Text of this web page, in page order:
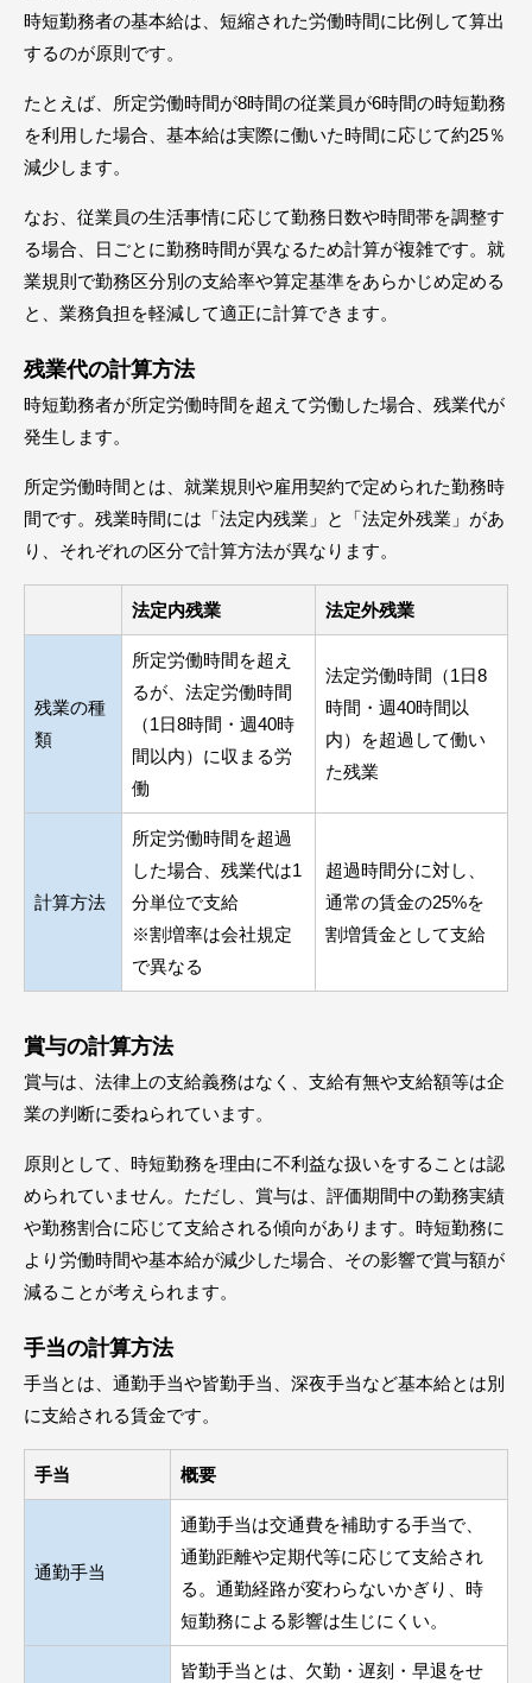
時短勤務者の基本給は、短縮された労働時間に比例して算出
するのが原則です。
たとえば、所定労働時間が8時間の従業員が6時間の時短勤務
を利用した場合、基本給は実際に働いた時間に応じて約25％
減少します。
なお、従業員の生活事情に応じて勤務日数や時間帯を調整す
る場合、日ごとに勤務時間が異なるため計算が複雑です。就
業規則で勤務区分別の支給率や算定基準をあらかじめ定める
と、業務負担を軽減して適正に計算できます。
残業代の計算方法
時短勤務者が所定労働時間を超えて労働した場合、残業代が
発生します。
所定労働時間とは、就業規則や雇用契約で定められた勤務時
間です。残業時間には「法定内残業」と「法定外残業」があ
り、それぞれの区分で計算方法が異なります。
法定内残業 法定外残業
残業の種
類
所定労働時間を超え
るが、法定労働時間
（1日8時間・週40時
間以内）に収まる労
働
法定労働時間（1日8
時間・週40時間以
内）を超過して働い
た残業
計算方法
所定労働時間を超過
した場合、残業代は1
分単位で支給
※割増率は会社規定
で異なる
超過時間分に対し、
通常の賃金の25%を
割増賃金として支給
賞与の計算方法
賞与は、法律上の支給義務はなく、支給有無や支給額等は企
業の判断に委ねられています。
原則として、時短勤務を理由に不利益な扱いをすることは認
められていません。ただし、賞与は、評価期間中の勤務実績
や勤務割合に応じて支給される傾向があります。時短勤務に
より労働時間や基本給が減少した場合、その影響で賞与額が
減ることが考えられます。
手当の計算方法
手当とは、通勤手当や皆勤手当、深夜手当など基本給とは別
に支給される賃金です。
手当 概要
通勤手当
通勤手当は交通費を補助する手当で、
通勤距離や定期代等に応じて支給され
る。通勤経路が変わらないかぎり、時
短勤務による影響は生じにくい。
皆勤手当とは、欠勤・遅刻・早退をせ